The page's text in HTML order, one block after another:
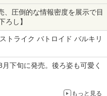
、圧倒的な情報密度を展示で目
ろし】
トライク バトロイド バルキリ
下旬に発売。後ろ姿も可愛く
もっと見る